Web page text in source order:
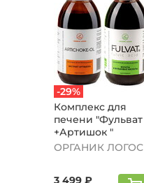
-29%
Комплекс для
печени "Фульват
+Артишок "
ОРГАНИК ЛОГОС
3 499 ₽